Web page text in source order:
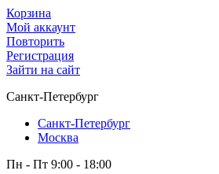
Корзина
Мой аккаунт
Повторить
Регистрация
Зайти на сайт
Санкт-Петербург
Санкт-Петербург
Москва
Пн - Пт 9:00 - 18:00